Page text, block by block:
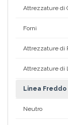
Attrezzature di
Forni
Attrezzature di
Attrezzature di
Linea Freddo
Neutro